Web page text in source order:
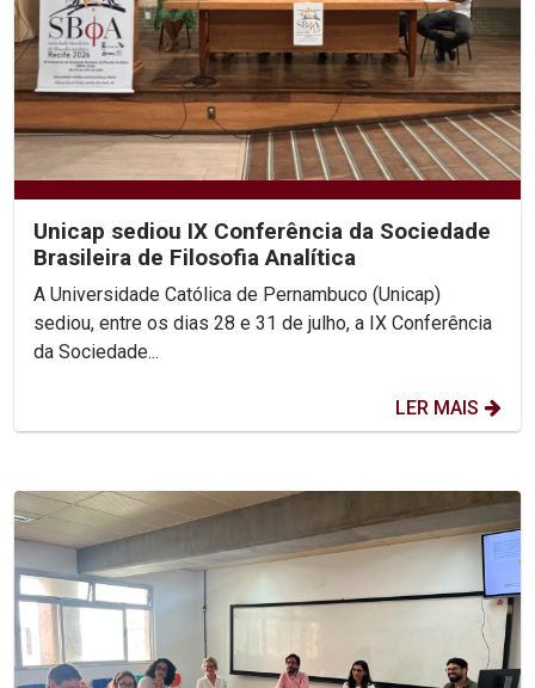
Unicap sediou IX Conferência da Sociedade
Brasileira de Filosofia Analítica
A Universidade Católica de Pernambuco (Unicap)
sediou, entre os dias 28 e 31 de julho, a IX Conferência
da Sociedade...
LER MAIS